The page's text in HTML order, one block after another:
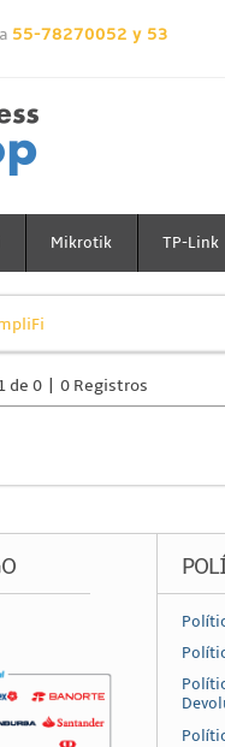
55-78270052 y 53
Mikrotik TP-Link
de 0 | 0 Registros